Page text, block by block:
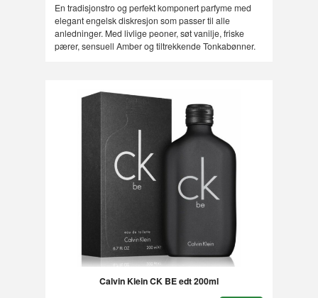
En tradisjonstro og perfekt komponert parfyme med
elegant engelsk diskresjon som passer til alle
anledninger. Med livlige peoner, søt vanilje, friske
pærer, sensuell Amber og tiltrekkende Tonkabønner.
Calvin Klein CK BE edt 200ml